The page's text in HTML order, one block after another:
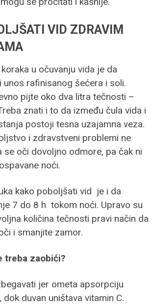
VID ZDRAVIM
u očuvanju vida je da
rafinisanog šećera i soli.
pijte oko dva litra tečnosti –
znati i to da između čula vida i
postoji tesna uzajamna veza.
i zdravstveni problemi ne
se oči dovoljno odmore, pa čak ni
noći.
kako poboljšati vid je i da
7 do 8 h tokom noći. Upravo su
količina tečnosti pravi način da
i smanjite zamor.
treba zaobići?
jer ometa apsorpciju
, dok duvan uništava vitamin C.